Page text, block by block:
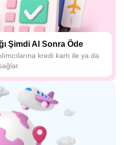
Şimdi Al Sonra Öde
kredi kartı ile ya da